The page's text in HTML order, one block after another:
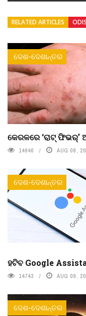
RELATED ARTICLES
ଦେଶ-ଦେଶାନ୍ତର
କେରଳରେ ‘ରାଟ୍
14940 AUG 08,
ଦେଶ-ଦେଶାନ୍ତର
ହଟିବ Google
14743 AUG 09,
ଦେଶ-ଦେଶାନ୍ତର